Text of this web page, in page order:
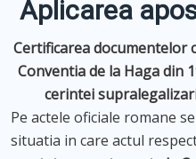
Aplicarea
Certificarea documentelor
Conventia de la Haga din
cerintei
Pe actele oficiale romane
situatia in care actul